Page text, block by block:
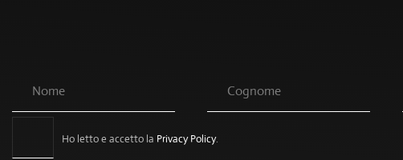
Ho letto e accetto la Privacy Policy.